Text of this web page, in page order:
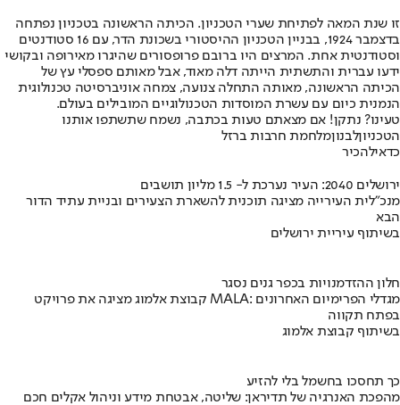
זו שנת המאה לפתיחת שערי הטכניון. הכיתה הראשונה בטכניון נפתחה
בדצמבר 1924, בבניין הטכניון ההיסטורי בשכונת הדר, עם 16 סטודנטים
וסטודנטית אחת. המרצים היו ברובם פרופסורים שהיגרו מאירופה ובקושי
ידעו עברית והתשתית הייתה דלה מאוד, אבל מאותם ספסלי עץ של
הכיתה הראשונה, מאותה התחלה צנועה, צמחה אוניברסיטה טכנולוגית
הנמנית כיום עם עשרת המוסדות הטכנולוגיים המובילים בעולם.
טעינו? נתקן! אם מצאתם טעות בכתבה, נשמח שתשתפו אותנו
הטכניוןלבנוןמלחמת חרבות ברזל
כדאילהכיר
ירושלים 2040: העיר נערכת ל- 1.5 מליון תושבים
מנכ"לית העירייה מציגה תוכנית להשארת הצעירים ובניית עתיד הדור
הבא
בשיתוף עיריית ירושלים
חלון ההזדמנויות בכפר גנים נסגר
קבוצת אלמוג מציגה את פרויקט MALA: מגדלי הפרימיום האחרונים
בפתח תקווה
בשיתוף קבוצת אלמוג
כך תחסכו בחשמל בלי להזיע
מהפכת האנרגיה של תדיראן: שליטה, אבטחת מידע וניהול אקלים חכם